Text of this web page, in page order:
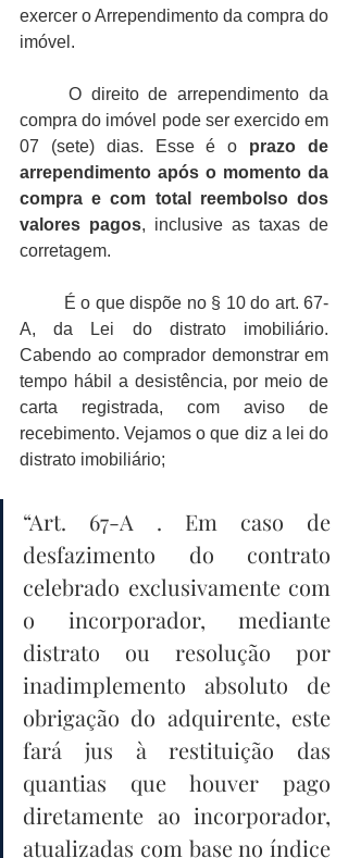
exercer o Arrependimento da compra do
imóvel.
O direito de arrependimento da
compra do imóvel pode ser exercido em
07 (sete) dias. Esse é o prazo de
arrependimento após o momento da
compra e com total reembolso dos
valores pagos, inclusive as taxas de
corretagem.
É o que dispõe no § 10 do art. 67-
A, da Lei do distrato imobiliário.
Cabendo ao comprador demonstrar em
tempo hábil a desistência, por meio de
carta registrada, com aviso de
recebimento. Vejamos o que diz a lei do
distrato imobiliário;
“Art. 67-A . Em caso de
desfazimento do contrato
celebrado exclusivamente com
o incorporador, mediante
distrato ou resolução por
inadimplemento absoluto de
obrigação do adquirente, este
fará jus à restituição das
quantias que houver pago
diretamente ao incorporador,
atualizadas com base no índice